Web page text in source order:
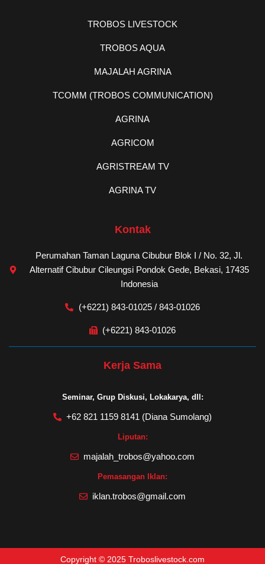
TROBOS LIVESTOCK
TROBOS AQUA
MAJALAH AGRINA
TCOMM (TROBOS COMMUNICATION)
AGRINA
AGRICOM
AGRISTREAM TV
AGRINA TV
Kontak
Perumahan Taman Laguna Cibubur Blok I / No. 32, Jl.
Alternatif Cibubur Cileungsi Pondok Gede, Bekasi, 17435
Indonesia
(+6221) 843-01025 / 843-01026
(+6221) 843-01026
Kerja Sama
Seminar, Grup Diskusi, Lokakarya, dll:
+62 821 1159 8141 (Diana Sumolang)
Liputan:
majalah_trobos@yahoo.com
Pemasangan Iklan:
iklan.trobos@gmail.com
Copyright © 2025 Troboslivestock.com